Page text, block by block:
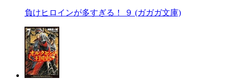
負けヒロインが多すぎる！ ９ (ガガガ文庫)